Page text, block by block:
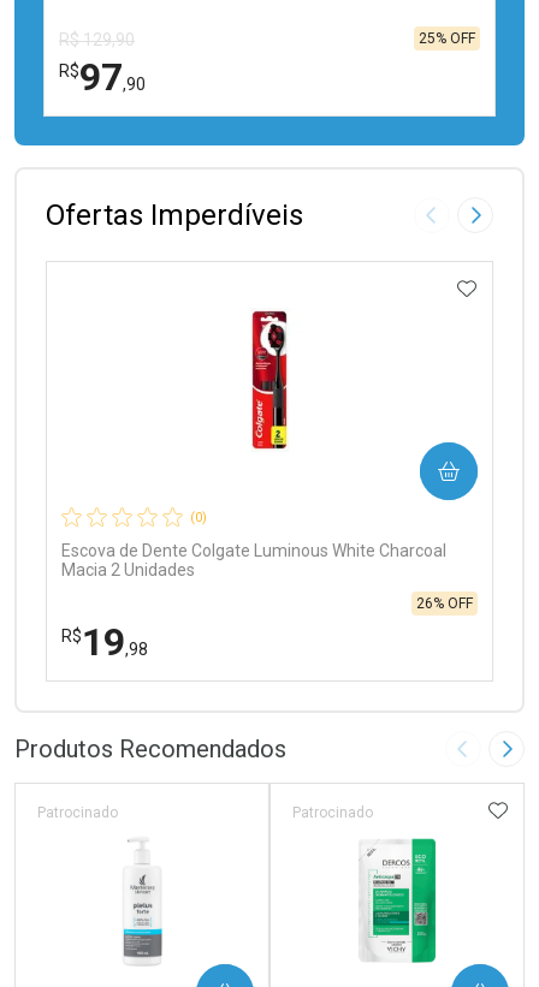
R$ 129,90
R$97,90
25% OFF
FECHAR
FECHAR
Ofertas Imperdíveis Imagem
(0)
Escova de Dente Colgate Luminous White Charcoal
Macia 2 Unidades
R$19,98
26% OFF
COMPRAR
Laboratório
Ativar Desconto
Por Menos
Produtos Recomendados Imagem
Patrocinado Patrocinado